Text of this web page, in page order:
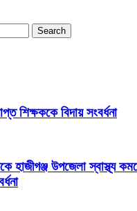
শিক্ষককে বিদায় সংবর্ধনা
হাজীগঞ্জ উপজেলা স্বাস্থ্য